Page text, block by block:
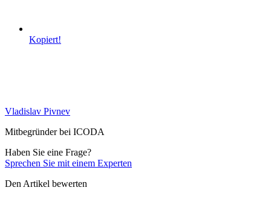
Kopiert!
Vladislav Pivnev
Mitbegründer bei ICODA
Haben Sie eine Frage?
Sprechen Sie mit einem Experten
Den Artikel bewerten